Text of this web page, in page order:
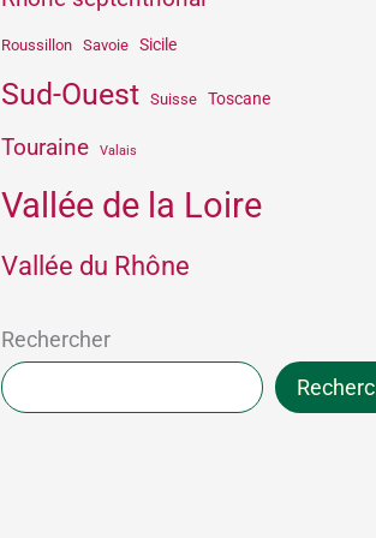
Roussillon Savoie Sicile
Sud-Ouest Suisse Toscane
Touraine Valais
Vallée de la Loire
Vallée du Rhône
Rechercher